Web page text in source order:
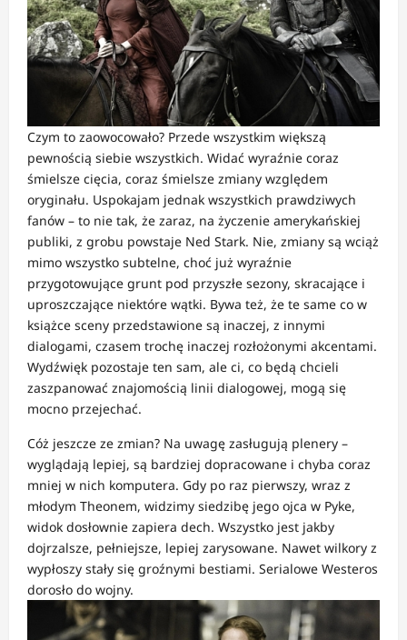
Czym to zaowocowało? Przede wszystkim większą
pewnością siebie wszystkich. Widać wyraźnie coraz
śmielsze cięcia, coraz śmielsze zmiany względem
oryginału. Uspokajam jednak wszystkich prawdziwych
fanów – to nie tak, że zaraz, na życzenie amerykańskiej
publiki, z grobu powstaje Ned Stark. Nie, zmiany są wciąż
mimo wszystko subtelne, choć już wyraźnie
przygotowujące grunt pod przyszłe sezony, skracające i
uproszczające niektóre wątki. Bywa też, że te same co w
książce sceny przedstawione są inaczej, z innymi
dialogami, czasem trochę inaczej rozłożonymi akcentami.
Wydźwięk pozostaje ten sam, ale ci, co będą chcieli
zaszpanować znajomością linii dialogowej, mogą się
mocno przejechać.
Cóż jeszcze ze zmian? Na uwagę zasługują plenery –
wyglądają lepiej, są bardziej dopracowane i chyba coraz
mniej w nich komputera. Gdy po raz pierwszy, wraz z
młodym Theonem, widzimy siedzibę jego ojca w Pyke,
widok dosłownie zapiera dech. Wszystko jest jakby
dojrzalsze, pełniejsze, lepiej zarysowane. Nawet wilkory z
wypłoszy stały się groźnymi bestiami. Serialowe Westeros
dorosło do wojny.